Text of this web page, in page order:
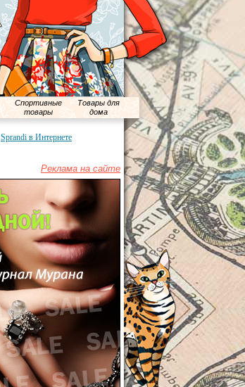
Спортивные
товары
Товары для
дома
Sprandi в Интернете
Реклама на сайте